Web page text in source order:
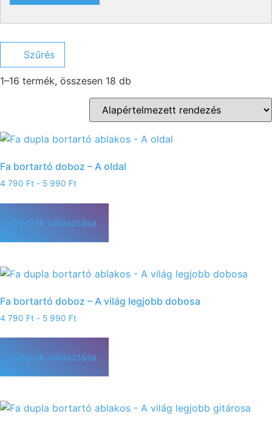
Szűrés
1–16 termék, összesen 18 db
Fa bortartó doboz – A oldal
4 790 Ft - 5 990 Ft
Opciók választása
Fa bortartó doboz – A világ legjobb dobosa
4 790 Ft - 5 990 Ft
Opciók választása